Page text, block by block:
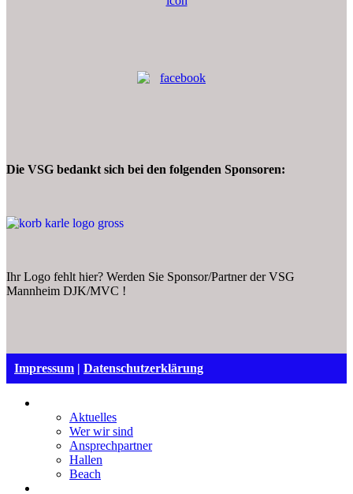
Die VSG bedankt sich bei den folgenden Sponsoren:
Ihr Logo fehlt hier? Werden Sie Sponsor/Partner der VSG
Mannheim DJK/MVC !
Impressum | Datenschutzerklärung
Aktuelles
Wer wir sind
Ansprechpartner
Hallen
Beach